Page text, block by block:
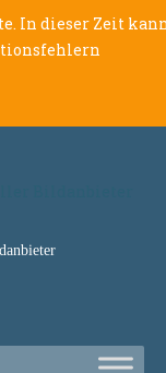
In dieser Zeit